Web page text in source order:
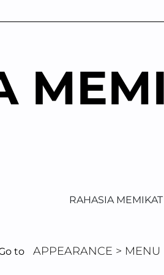
RAHASIA
to APPEARANCE > MENU